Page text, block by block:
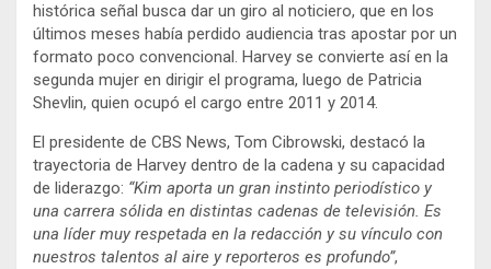
histórica señal busca dar un giro al noticiero, que en los
últimos meses había perdido audiencia tras apostar por un
formato poco convencional. Harvey se convierte así en la
segunda mujer en dirigir el programa, luego de Patricia
Shevlin, quien ocupó el cargo entre 2011 y 2014.
El presidente de CBS News, Tom Cibrowski, destacó la
trayectoria de Harvey dentro de la cadena y su capacidad
de liderazgo: “Kim aporta un gran instinto periodístico y
una carrera sólida en distintas cadenas de televisión. Es
una líder muy respetada en la redacción y su vínculo con
nuestros talentos al aire y reporteros es profundo”,